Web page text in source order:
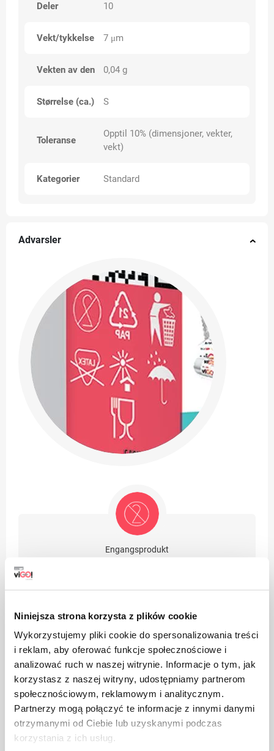
Niniejsza strona korzysta z plików cookie
Wykorzystujemy pliki cookie do spersonalizowania treści
i reklam, aby oferować funkcje społecznościowe i
analizować ruch w naszej witrynie. Informacje o tym, jak
korzystasz z naszej witryny, udostępniamy partnerom
społecznościowym, reklamowym i analitycznym.
Partnerzy mogą połączyć te informacje z innymi danymi
otrzymanymi od Ciebie lub uzyskanymi podczas
korzystania z ich usług.
Deler 10
Vekt/tykkelse 7 μm
Vekten av den 0,04 g
Størrelse (ca.) S
Toleranse
Opptil 10% (dimensjoner, vekter,
vekt)
Kategorier Standard
Advarsler
Engangsprodukt
Emballasje laget av papp
Ta vare på renslighet, kast den brukte